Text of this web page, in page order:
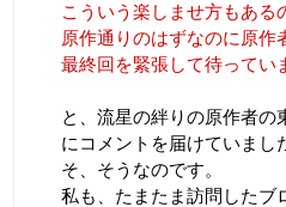
こういう楽しませ方もある
原作通りのはずなのに原作
最終回を緊張して待ってい
と、流星の絆りの原作者の
にコメントを届けていまし
そ、そうなのです。
私も、たまたま訪問したブ